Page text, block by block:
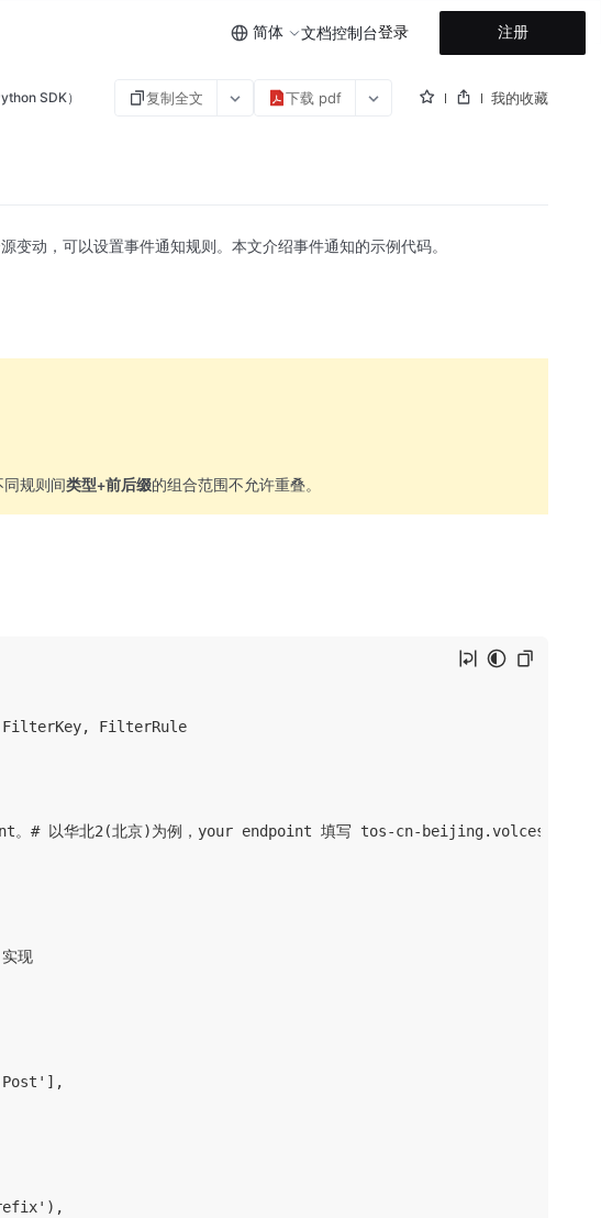
简体 文档控制台登录 注册
SDK） 复制全文 下载 pdf 我的收藏
动，可以设置事件通知规则。本文介绍事件通知的示例代码。
规则间类型+前后缀的组合范围不允许重叠。
FilterKey, FilterRule
。# 以华北2(北京)为例，your endpoint 填写 tos-cn-beijing.volces.com
现